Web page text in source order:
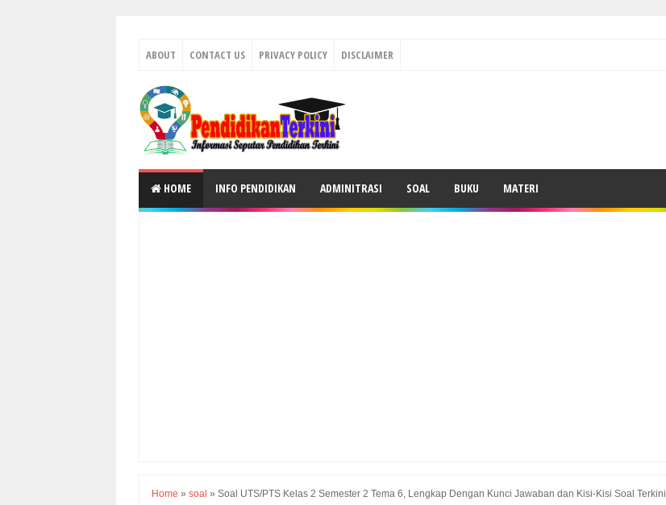
ABOUT CONTACT US PRIVACY POLICY DISCLAIMER
HOME INFO PENDIDIKAN ADMINITRASI SOAL BUKU MATERI
Home » soal » Soal UTS/PTS Kelas 2 Semester 2 Tema 6, Lengkap Dengan Kunci Jawaban dan Kisi-Kisi Soal Terkini